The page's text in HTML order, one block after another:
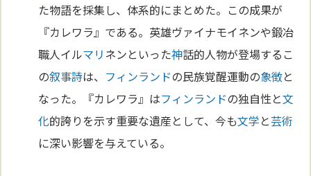
た物語を採集し、体系的にまとめた。この成果が
『カレワラ』である。英雄ヴァイナモイネンや鍛冶
職人イルマリ ネンといった神話的人物が登場するこ
の叙事詩は、 フィンランドの民族覚醒運動の象徴と
なった。『カレワラ』はフィンランドの独自性と文
化的誇りを示す重要な遺産として、今も文学と芸術
に深い影響を与えている。